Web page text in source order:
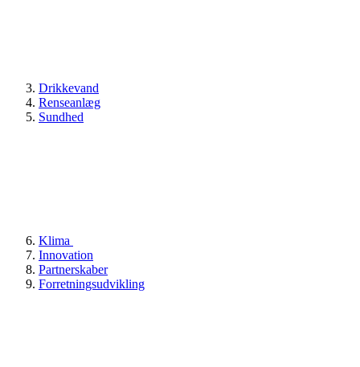
Drikkevand
Renseanlæg
Sundhed
Klima
Innovation
Partnerskaber
Forretningsudvikling